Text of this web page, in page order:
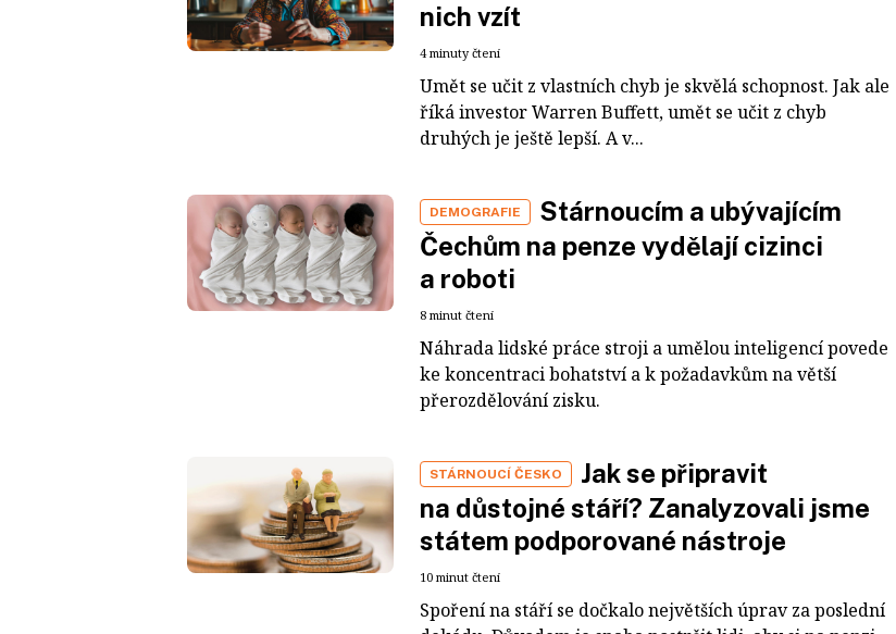
nich vzít
4 minuty čtení
Umět se učit z vlastních chyb je skvělá schopnost. Jak ale
říká investor Warren Buffett, umět se učit z chyb
druhých je ještě lepší. A v...
DEMOGRAFIE
Stárnoucím a ubývajícím
Čechům na penze vydělají cizinci
a roboti
8 minut čtení
Náhrada lidské práce stroji a umělou inteligencí povede
ke koncentraci bohatství a k požadavkům na větší
přerozdělování zisku.
STÁRNOUCÍ ČESKO
Jak se připravit
na důstojné stáří? Zanalyzovali jsme
státem podporované nástroje
10 minut čtení
Spoření na stáří se dočkalo největších úprav za poslední